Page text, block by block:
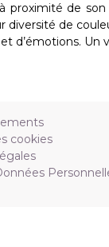
proximité de
diversité de
d’émotions. Un
cookies